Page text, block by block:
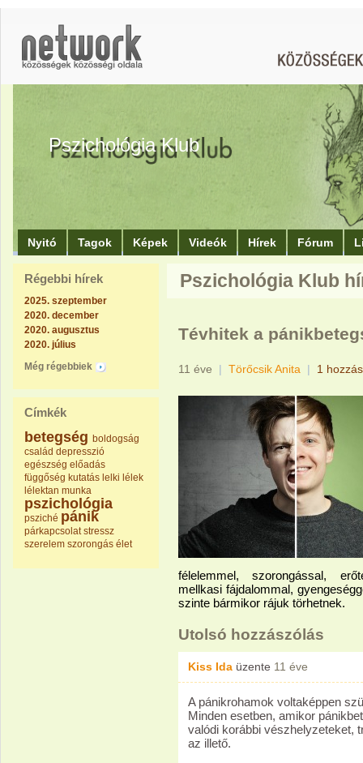
Pszichológia Klub
Nyitó Tagok Képek Videók Hírek Fórum
Régebbi hírek
2025. szeptember
2020. december
2020. augusztus
2020. július
Még régebbiek
Címkék
betegség boldogság
család depresszió
egészség előadás
függőség kutatás lelki lélek
lélektan munka
pszichológia
psziché pánik
párkapcsolat stressz
szerelem szorongás élet
Pszichológia Klub
Tévhitek a
11 éve | Törőcsik Anita | 1
félelemmel, szorongással,
mellkasi fájdalommal,
szinte bármikor rájuk törhetnek.
Utolsó hozzászólás
Kiss Ida üzente 11 éve
A pánikrohamok voltaképpen
Minden esetben, amikor
valódi korábbi vészhelyzeteket,
az illető.